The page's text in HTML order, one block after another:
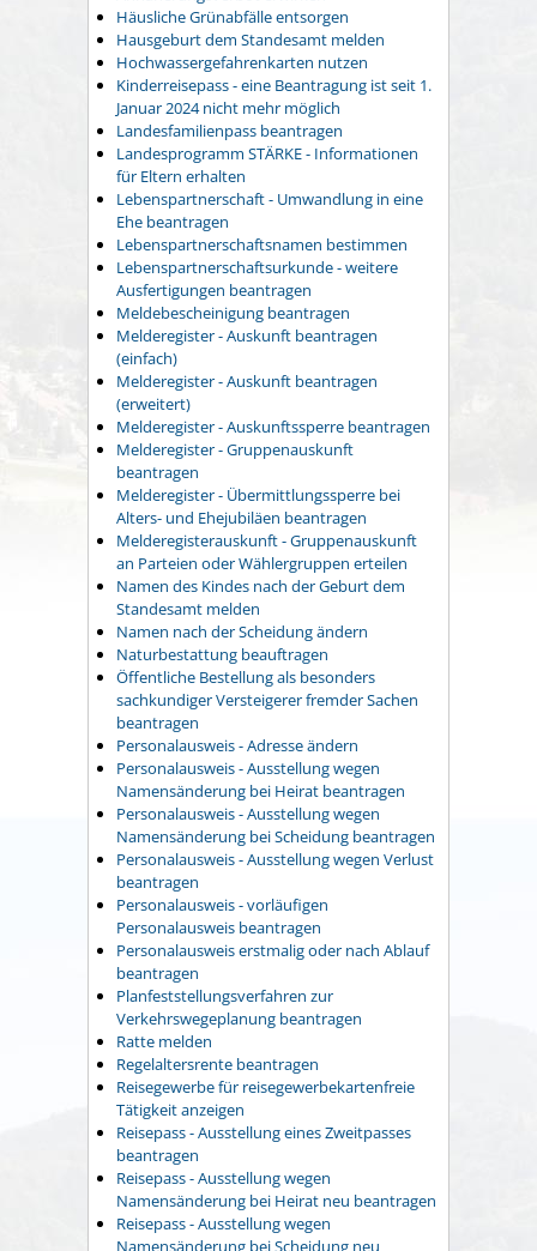
Häusliche Grünabfälle entsorgen
Hausgeburt dem Standesamt melden
Hochwassergefahrenkarten nutzen
Kinderreisepass - eine Beantragung ist seit 1.
Januar 2024 nicht mehr möglich
Landesfamilienpass beantragen
Landesprogramm STÄRKE - Informationen
für Eltern erhalten
Lebenspartnerschaft - Umwandlung in eine
Ehe beantragen
Lebenspartnerschaftsnamen bestimmen
Lebenspartnerschaftsurkunde - weitere
Ausfertigungen beantragen
Meldebescheinigung beantragen
Melderegister - Auskunft beantragen
(einfach)
Melderegister - Auskunft beantragen
(erweitert)
Melderegister - Auskunftssperre beantragen
Melderegister - Gruppenauskunft
beantragen
Melderegister - Übermittlungssperre bei
Alters- und Ehejubiläen beantragen
Melderegisterauskunft - Gruppenauskunft
an Parteien oder Wählergruppen erteilen
Namen des Kindes nach der Geburt dem
Standesamt melden
Namen nach der Scheidung ändern
Naturbestattung beauftragen
Öffentliche Bestellung als besonders
sachkundiger Versteigerer fremder Sachen
beantragen
Personalausweis - Adresse ändern
Personalausweis - Ausstellung wegen
Namensänderung bei Heirat beantragen
Personalausweis - Ausstellung wegen
Namensänderung bei Scheidung beantragen
Personalausweis - Ausstellung wegen Verlust
beantragen
Personalausweis - vorläufigen
Personalausweis beantragen
Personalausweis erstmalig oder nach Ablauf
beantragen
Planfeststellungsverfahren zur
Verkehrswegeplanung beantragen
Ratte melden
Regelaltersrente beantragen
Reisegewerbe für reisegewerbekartenfreie
Tätigkeit anzeigen
Reisepass - Ausstellung eines Zweitpasses
beantragen
Reisepass - Ausstellung wegen
Namensänderung bei Heirat neu beantragen
Reisepass - Ausstellung wegen
Namensänderung bei Scheidung neu